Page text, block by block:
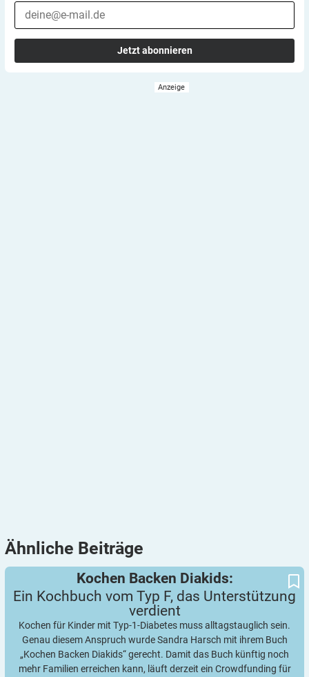
Jetzt abonnieren
Ähnliche Beiträge
Kochen Backen Diakids:
Ein Kochbuch vom Typ F, das Unterstützung verdient
Kochen Backen Diakids:
Ein Kochbuch vom Typ F, das Unterstützung
verdient
Kochen für Kinder mit Typ-1-Diabetes muss alltagstauglich sein.
Genau diesem Anspruch wurde Sandra Harsch mit ihrem Buch
„Kochen Backen Diakids“ gerecht. Damit das Buch künftig noch
mehr Familien erreichen kann, läuft derzeit ein Crowdfunding für